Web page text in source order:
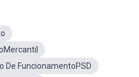
De FuncionamentoPSD